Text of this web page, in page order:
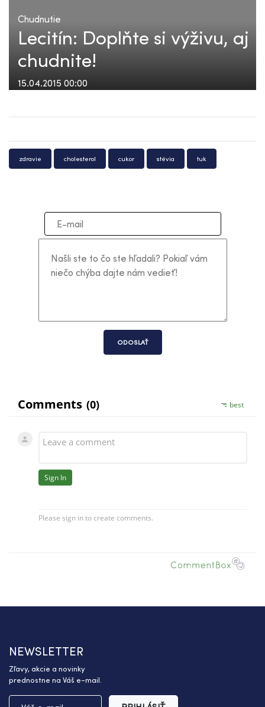
Chudnutie
Lecitín: Doplňte si výživu, aj
chudnite!
15.04.2015 00:00
zdravie cholesterol cukor stévia tuk
ODOSLAŤ
NEWSLETTER
Zľavy, akcie a novinky
prednostne na Váš e-mail.